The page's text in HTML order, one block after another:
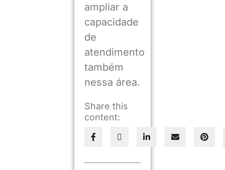
ampliar a
capacidade
de
atendimento
também
nessa área.
Share this
content: